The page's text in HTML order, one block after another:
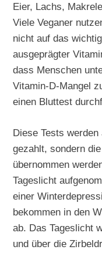
Eier, Lachs,
Viele Veganer
nicht auf das
ausgeprägter
dass Menschen
Vitamin-D-Mangel
einen Bluttest
Diese Tests
gezahlt, sondern
übernommen
Tageslicht
einer
bekommen in den
ab. Das Tageslicht
und über die